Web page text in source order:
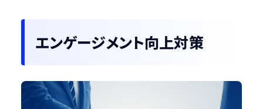
エンゲージメント向上対策